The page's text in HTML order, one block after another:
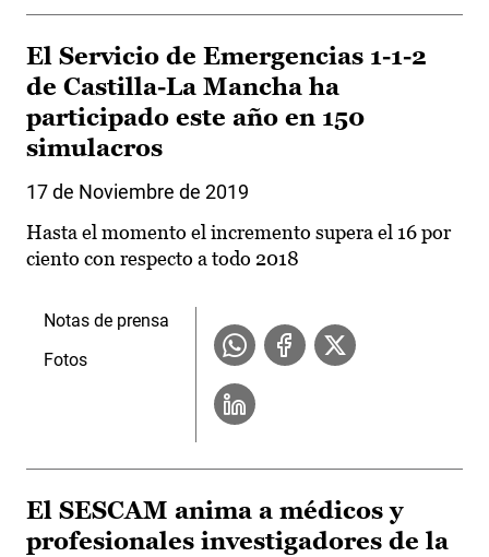
El Servicio de Emergencias 1-1-2
de Castilla-La Mancha ha
participado este año en 150
simulacros
17 de Noviembre de 2019
Hasta el momento el incremento supera el 16 por
ciento con respecto a todo 2018
Notas de prensa
Fotos
El SESCAM anima a médicos y
profesionales investigadores de la